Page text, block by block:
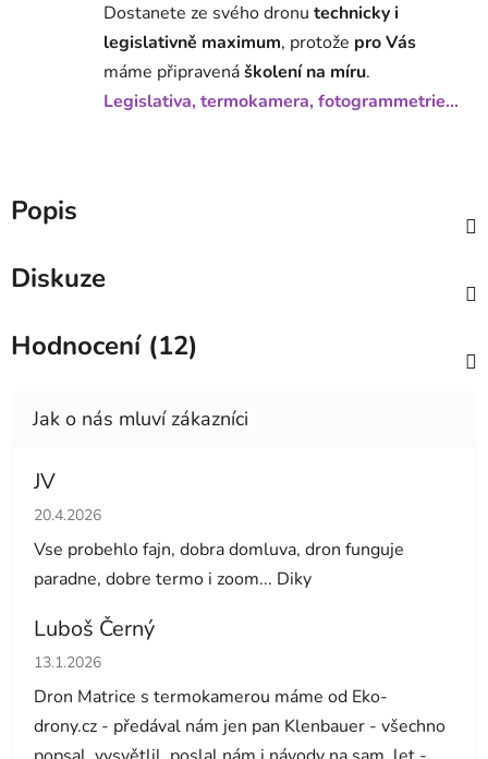
Dostanete ze svého dronu technicky i
legislativně maximum, protože pro Vás
máme připravenáškolení na míru.
Legislativa, termokamera, fotogrammetrie...
Popis
Diskuze
Hodnocení (12)
JV
Hodnocení obchodu je 5 z 5 hvězdiček.
20.4.2026
Vse probehlo fajn, dobra domluva, dron funguje
paradne, dobre termo i zoom... Diky
Luboš Černý
Hodnocení obchodu je 5 z 5 hvězdiček.
13.1.2026
Dron Matrice s termokamerou máme od Eko-
drony.cz - předával nám jen pan Klenbauer - všechno